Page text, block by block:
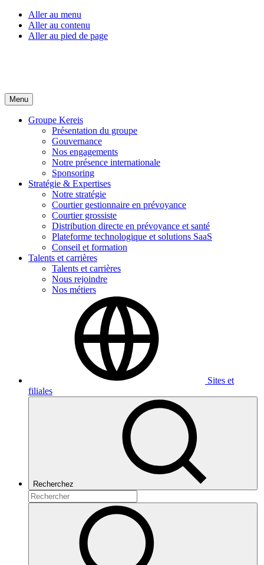
Aller au menu
Aller au contenu
Aller au pied de page
Menu
Groupe Kereis
Présentation du groupe
Gouvernance
Nos engagements
Notre présence internationale
Sponsoring
Stratégie & Expertises
Notre stratégie
Courtier gestionnaire en prévoyance
Courtier grossiste
Distribution directe en prévoyance et santé
Plateforme technologique et solutions SaaS
Conseil et formation
Talents et carrières
Talents et carrières
Nous rejoindre
Nos métiers
Sites et
filiales
Recherchez